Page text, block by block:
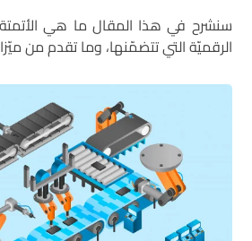
سنشرح في هذا المقال ما هي الأتمتة
الرقميّة التي تتضمّنها، وما تقدم من